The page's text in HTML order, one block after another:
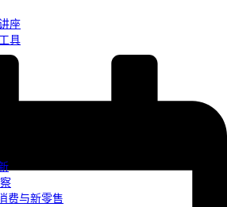
座
具
费与新零售